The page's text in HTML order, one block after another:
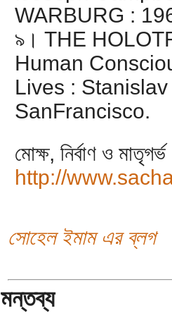
WARBURG :
৯। THE
Human
Lives :
SanFrancisco.
মোক্ষ, নির্বাণ ও
http://
সোহেল ইমাম এর ব্লগ
মন্তব্য